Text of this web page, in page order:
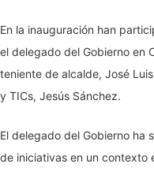
En la inauguración han
el delegado del Gobierno en
teniente de alcalde, José
y TICs, Jesús Sánchez.
El delegado del Gobierno ha
de iniciativas en un contexto